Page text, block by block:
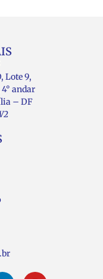
Lote 9,
andar
– DF